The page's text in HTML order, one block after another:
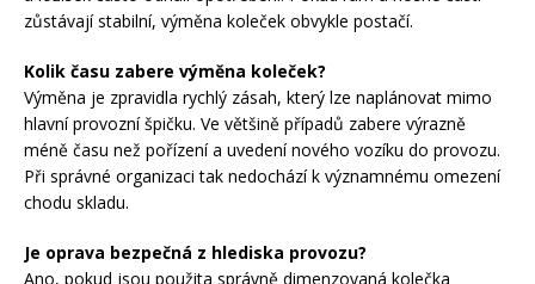
zůstávají stabilní, výměna koleček obvykle postačí.
Kolik času zabere výměna koleček?
Výměna je zpravidla rychlý zásah, který lze naplánovat mimo
hlavní provozní špičku. Ve většině případů zabere výrazně
méně času než pořízení a uvedení nového vozíku do provozu.
Při správné organizaci tak nedochází k významnému omezení
chodu skladu.
Je oprava bezpečná z hlediska provozu?
Ano, pokud jsou použita správně dimenzovaná kolečka